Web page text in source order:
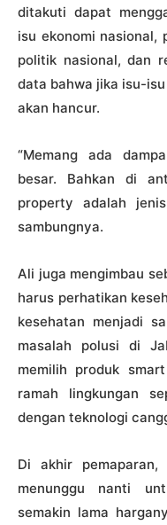
ditakuti dapat
isu ekonomi nasional,
politik nasional, dan
data bahwa jika isu-
akan hancur.
“Memang ada
besar. Bahkan di
property adalah
sambungnya.
Ali juga mengimbau
harus perhatikan
kesehatan menjadi
masalah polusi di
memilih produk
ramah lingkungan
dengan teknologi
Di akhir
menunggu nanti
semakin lama